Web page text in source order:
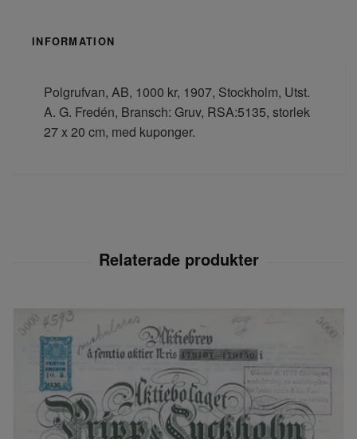
INFORMATION
Polgrufvan, AB, 1000 kr, 1907, Stockholm, Utst.
A. G. Fredén, Bransch: Gruv, RSA:5135, storlek
27 x 20 cm, med kuponger.